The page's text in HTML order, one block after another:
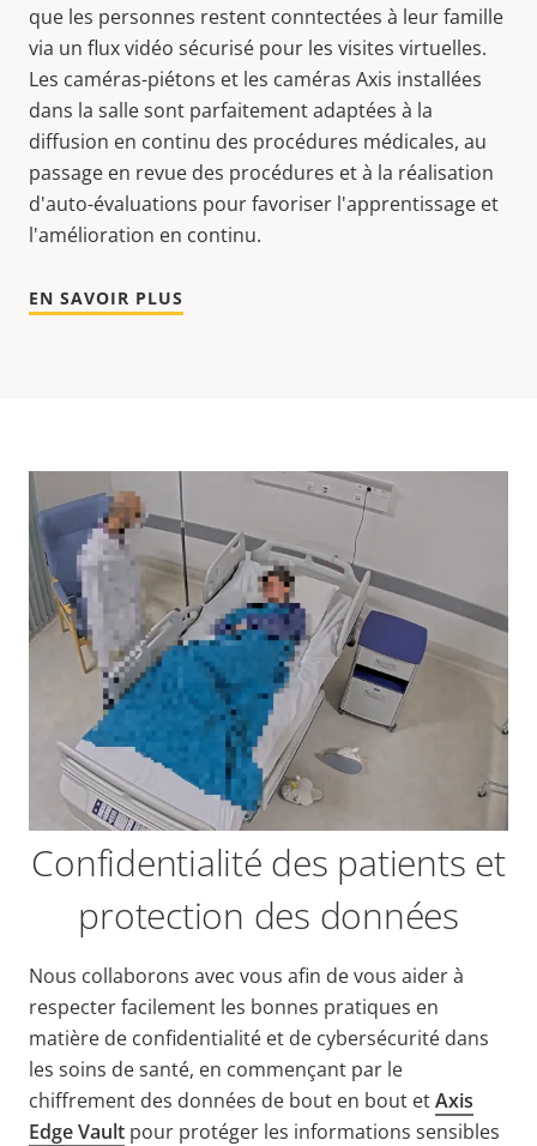
que les personnes restent conntectées à leur famille
via un flux vidéo sécurisé pour les visites virtuelles.
Les caméras-piétons et les caméras Axis installées
dans la salle sont parfaitement adaptées à la
diffusion en continu des procédures médicales, au
passage en revue des procédures et à la réalisation
d'auto-évaluations pour favoriser l'apprentissage et
l'amélioration en continu.
EN SAVOIR PLUS
Confidentialité des patients et
protection des données
Nous collaborons avec vous afin de vous aider à
respecter facilement les bonnes pratiques en
matière de confidentialité et de cybersécurité dans
les soins de santé, en commençant par le
chiffrement des données de bout en bout etAxis
Edge Vault pour protéger les informations sensibles